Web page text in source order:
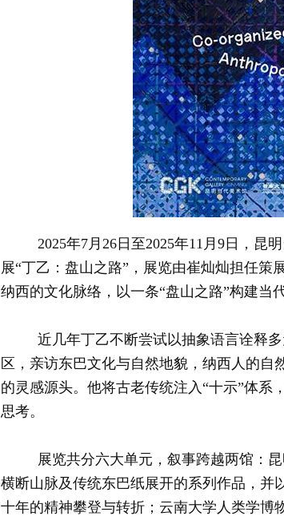
2025年7月26日至2025年11月9日，昆明
展“丁乙：盘山之路”，展览由崔灿灿担任策
纳西的文化脉络，以一条“盘山之路”构建当
近几年丁乙不断尝试以抽象语言诠释多
区，亲访东巴文化与自然地貌，纳西人的
的灵感源头。他将古老传统注入“十示”体
思考。
展览共分六大单元，叙事跨越两馆：昆
横断山脉及传统东巴纸展开的系列作品，并
十年的精神攀登与转折；云南大学人类学博